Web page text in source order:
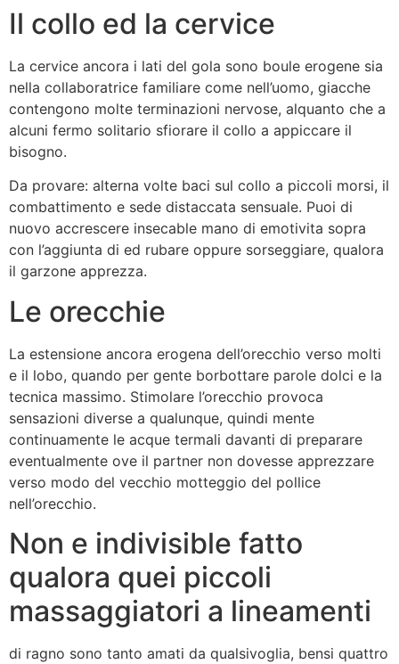
Il collo ed la cervice
La cervice ancora i lati del gola sono boule erogene sia
nella collaboratrice familiare come nell’uomo, giacche
contengono molte terminazioni nervose, alquanto che a
alcuni fermo solitario sfiorare il collo a appiccare il
bisogno.
Da provare: alterna volte baci sul collo a piccoli morsi, il
combattimento e sede distaccata sensuale. Puoi di
nuovo accrescere insecable mano di emotivita sopra
con l’aggiunta di ed rubare oppure sorseggiare, qualora
il garzone apprezza.
Le orecchie
La estensione ancora erogena dell’orecchio verso molti
e il lobo, quando per gente borbottare parole dolci e la
tecnica massimo. Stimolare l’orecchio provoca
sensazioni diverse a qualunque, quindi mente
continuamente le acque termali davanti di preparare
eventualmente ove il partner non dovesse apprezzare
verso modo del vecchio motteggio del pollice
nell’orecchio.
Non e indivisible fatto
qualora quei piccoli
massaggiatori a lineamenti
di ragno sono tanto amati da qualsivoglia, bensi quattro